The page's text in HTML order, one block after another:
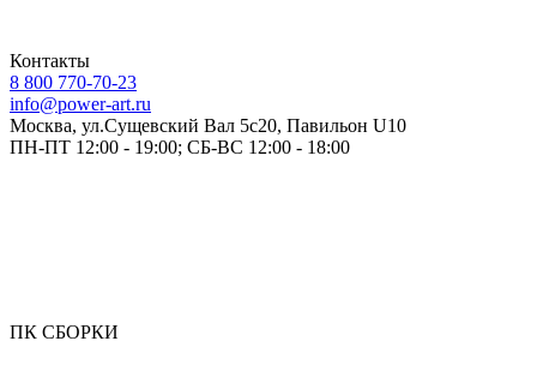
Контакты
8 800 770-70-23
info@power-art.ru
Москва, ул.Сущевский Вал 5с20, Павильон U10
ПН-ПТ 12:00 - 19:00; СБ-ВС 12:00 - 18:00
ПК СБОРКИ